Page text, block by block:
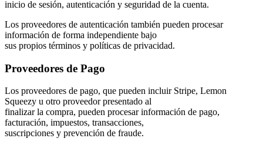
inicio de sesión, autenticación y seguridad de la cuenta.
Los proveedores de autenticación también pueden procesar
información de forma independiente bajo
sus propios términos y políticas de privacidad.
Proveedores de Pago
Los proveedores de pago, que pueden incluir Stripe, Lemon
Squeezy u otro proveedor presentado al
finalizar la compra, pueden procesar información de pago,
facturación, impuestos, transacciones,
suscripciones y prevención de fraude.